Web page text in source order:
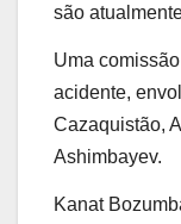
são
Uma
acidente,
Cazaquistão,
Ashimbayev.
Kanat